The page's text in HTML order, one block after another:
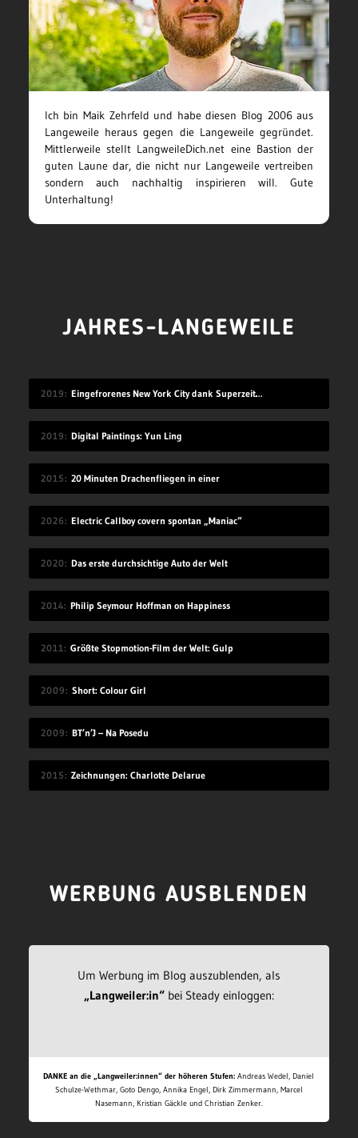
Ich bin Maik Zehrfeld und habe diesen Blog 2006 aus
Langeweile heraus gegen die Langeweile gegründet.
Mittlerweile stellt LangweileDich.net eine Bastion der
guten Laune dar, die nicht nur Langeweile vertreiben
sondern auch nachhaltig inspirieren will. Gute
Unterhaltung!
JAHRES-LANGEWEILE
2019 Eingefrorenes New York City dank Superzeitlupe
2019 Digital Paintings: Yun Ling
2015 20 Minuten Drachenfliegen in einer
2026 Electric Callboy covern spontan „Maniac“
2020 Das erste durchsichtige Auto der Welt
2014 Philip Seymour Hoffman on Happiness
2011 Größte Stopmotion-Film der Welt: Gulp
2009 Short: Colour Girl
2009 BT’n’J – Na Posedu
2015 Zeichnungen: Charlotte Delarue
WERBUNG AUSBLENDEN
Um Werbung im Blog auszublenden, als
„Langweiler:in“bei Steady einloggen:
DANKE an die „Langweiler:innen“ der höheren Stufen: Andreas Wedel, Daniel
Schulze-Wethmar, Goto Dengo, Annika Engel, Dirk Zimmermann, Marcel
Nasemann, Kristian Gäckle und Christian Zenker.